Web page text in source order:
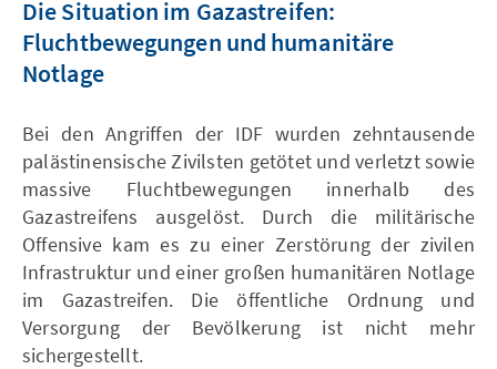
Die Situation im Gazastreifen:
Fluchtbewegungen und humanitäre
Notlage
Bei den Angriffen der IDF wurden zehntausende
palästinensische Zivilsten getötet und verletzt sowie
massive Fluchtbewegungen innerhalb des
Gazastreifens ausgelöst. Durch die militärische
Offensive kam es zu einer Zerstörung der zivilen
Infrastruktur und einer großen humanitären Notlage
im Gazastreifen. Die öffentliche Ordnung und
Versorgung der Bevölkerung ist nicht mehr
sichergestellt.